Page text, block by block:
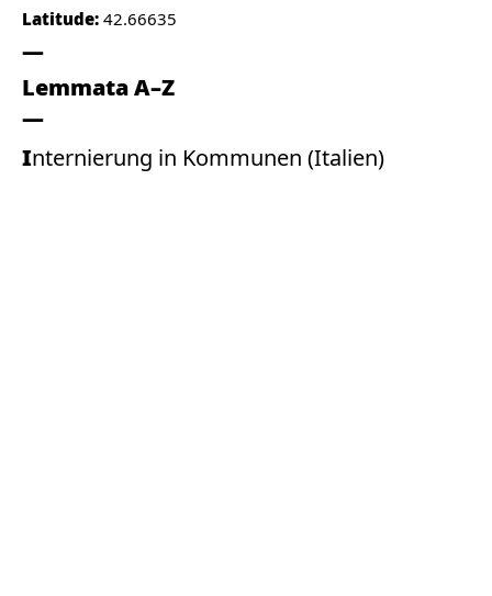
Latitude: 42.66635
Lemmata A–Z
Internierung in Kommunen (Italien)